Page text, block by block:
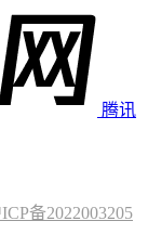
腾讯
备2022003205